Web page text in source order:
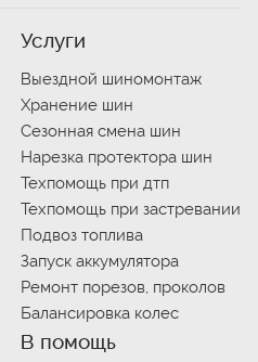
Услуги
Выездной шиномонтаж
Хранение шин
Сезонная смена шин
Нарезка протектора шин
Техпомощь при дтп
Техпомощь при застревании
Подвоз топлива
Запуск аккумулятора
Ремонт порезов, проколов
Балансировка колес
В помощь